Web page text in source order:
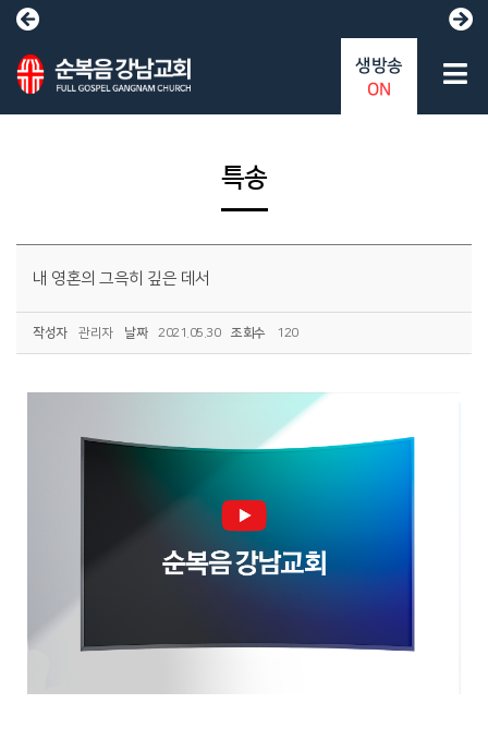
특송
내 영혼의 그윽히 깊은 데서
작성자 관리자 날짜 2021.05.30 조회수 120
생방송
ON